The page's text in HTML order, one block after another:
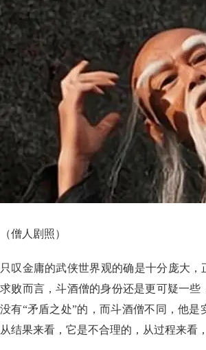
（僧人剧照）
只叹金庸的武侠世界观的确是十分庞大
求败而言，斗酒僧的身份还是更可疑一
没有“矛盾之处”的，而斗酒僧不同，他
从结果来看，它是不合理的，从过程来看